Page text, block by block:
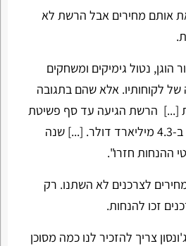
אותם מחירים אבל הרשת לא
הוגן, נטול גימיקים ומשחקים
של לקוחותיו. אלא שהם בתגובה
[...] הרשת הגיעה עד סף פשיטת
רגל והרווחים שלה צנחו ב-4.3 מיליארד דולר. [...] שנה
ההנחות חזרו".
לצרכנים לא השתנו. רק
זכו להנחות.
צריך להזכיר לנו כמה מסוכן